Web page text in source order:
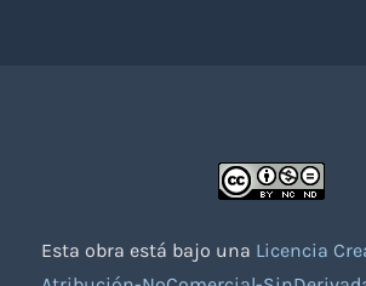
Esta obra está bajo una Licencia